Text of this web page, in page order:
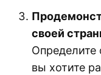
своей
Определите
вы хотите